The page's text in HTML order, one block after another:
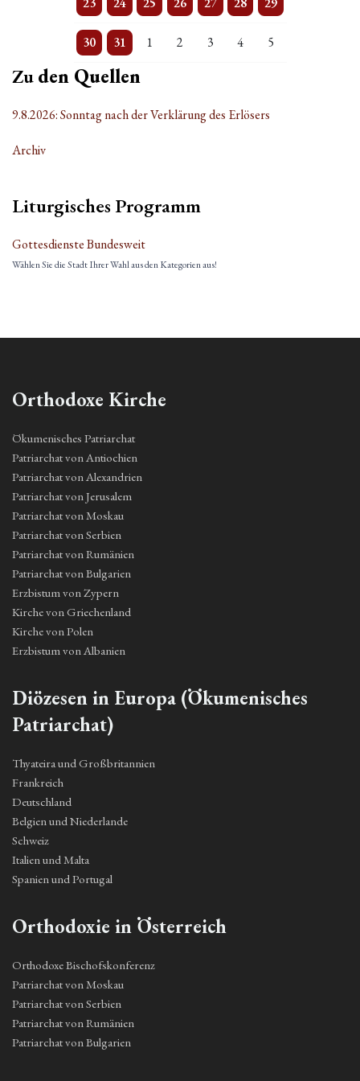
30
3 Veranstaltungen
31
Einzelne Veranstaltung
1
Einzelne Veranstaltung
2
Einzelne Veranstaltung
3
Einzelne Veranstaltung
4
Einzelne Veranstaltung
5
Einzelne Veranstaltung
Zuden Quellen
9.8.2026: Sonntag nach der Verklärung des Erlösers
Archiv
Liturgisches Programm
Gottesdienste Bundesweit
Wählen Sie die Stadt Ihrer Wahl aus den Kategorien aus!
Orthodoxe Kirche
Ökumenisches Patriarchat
Patriarchat von Antiochien
Patriarchat von Alexandrien
Patriarchat von Jerusalem
Patriarchat von Moskau
Patriarchat von Serbien
Patriarchat von Rumänien
Patriarchat von Bulgarien
Erzbistum von Zypern
Kirche von Griechenland
Kirche von Polen
Erzbistum von Albanien
Diözesen in Europa (Ökumenisches
Patriarchat)
Thyateira und Großbritannien
Frankreich
Deutschland
Belgien und Niederlande
Schweiz
Italien und Malta
Spanien und Portugal
Orthodoxie in Österreich
Orthodoxe Bischofskonferenz
Patriarchat von Moskau
Patriarchat von Serbien
Patriarchat von Rumänien
Patriarchat von Bulgarien